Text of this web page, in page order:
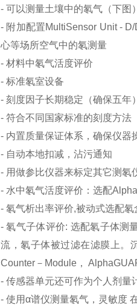
- 可以测量土壤中的氡气（下图）
- 附加配置MultiSensor Unit -
心等场所空气中的氡测量
- 材料中氡气活度评价
- 标准氡室设备
- 刻度因子长期稳定（确保五年）
- 符合不同国家标准的刻度方法
- 内置质量保证体系，确保仪器
- 自动本地扣减，沾污通知
- 用做参比仪器来标定其它测氡
- 水中氡气活度评价：选配
- 氡气析出率评价,被动式选配
- 氡气子体评价: 选配氡子体测
流，氡子体被过滤在滤膜上。
Counter－Module，
- 传感器单元还可作为个人剂量
- 使用α谱仪测量氡气，灵敏度